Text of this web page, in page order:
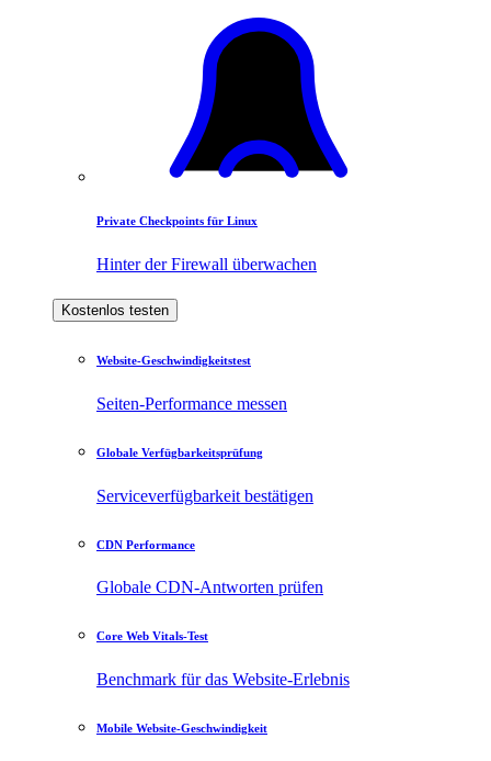
Private Checkpoints für Linux
Hinter der Firewall überwachen
Kostenlos testen
Website-Geschwindigkeitstest
Seiten-Performance messen
Globale Verfügbarkeitsprüfung
Serviceverfügbarkeit bestätigen
CDN Performance
Globale CDN-Antworten prüfen
Core Web Vitals-Test
Benchmark für das Website-Erlebnis
Mobile Website-Geschwindigkeit